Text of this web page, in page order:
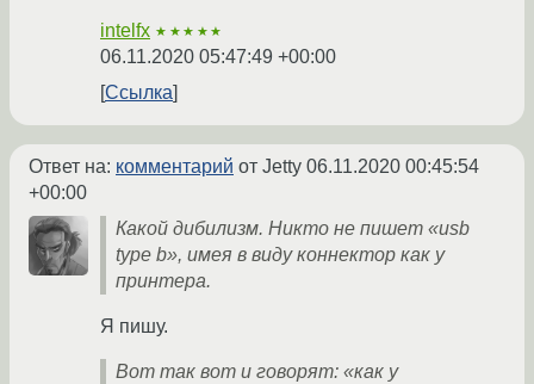
intelfx ★★★★★
06.11.2020 05:47:49 +00:00
Ссылка
Ответ на: комментарий от Jetty 06.11.2020 00:45:54
+00:00
Какой дибилизм. Никто не пишет «usb
type b», имея в виду коннектор как у
принтера.
Я пишу.
Вот так вот и говорят: «как у